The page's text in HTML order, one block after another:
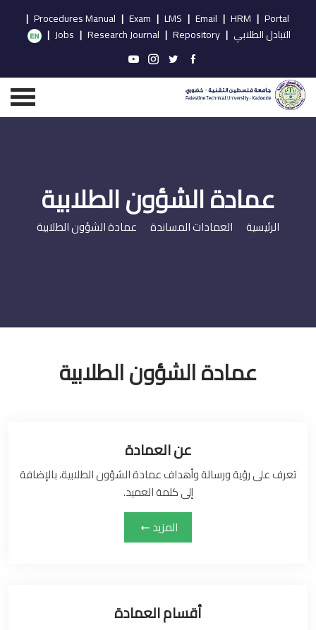
Portal
|
HRM
|
Email
|
LMS
|
Exam
|
Procedures Manual
|
التبادل الطلابي |
Repository
|
Research Journal
|
Jobs
|
عمادة الشؤون الطلابية
الرئيسية العمادات المساندة عمادة الشؤون الطلابية
عمادة الشؤون الطلابية
عن العمادة
تعرف على رؤية ورسالة وأهداف عمادة الشؤون الطلابية، بالإضافة
إلى كلمة العميد.
المزيد
أقسام العمادة